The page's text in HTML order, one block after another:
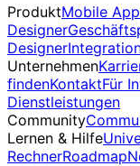
ProduktMobile
Designer
Designer
Unternehmen
findenKontaktFür
Dienstleistungen
Community
Lernen & Hilfe
RechnerRoadmap